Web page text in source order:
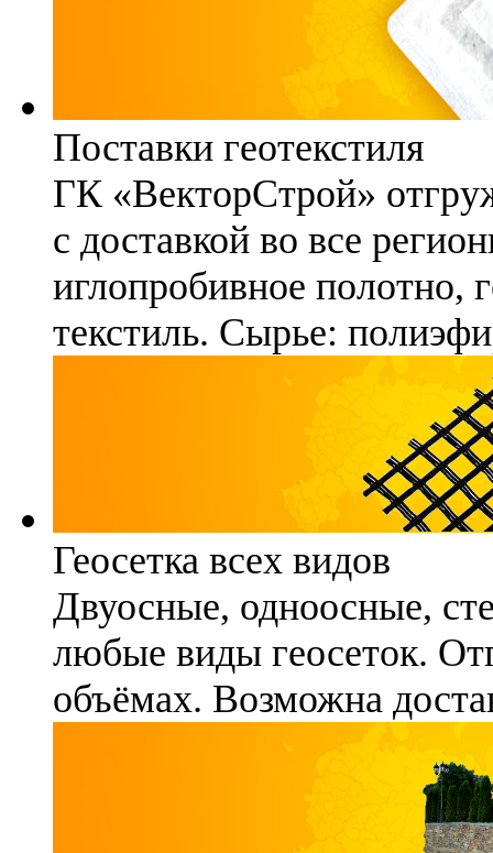
Поставки геотекстиля
ГК «ВекторСтрой»
с доставкой во все
иглопробивное полотно,
текстиль. Сырье:
Геосетка всех видов
Двуосные, одноосные,
любые виды геосеток.
объёмах. Возможна